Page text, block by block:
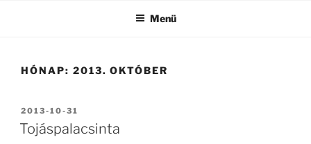
Menü
HÓNAP: 2013. OKTÓBER
BEKÜLDVE:
2013-10-31
Tojáspalacsinta